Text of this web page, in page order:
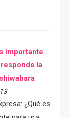
importante
la
¿Qué es